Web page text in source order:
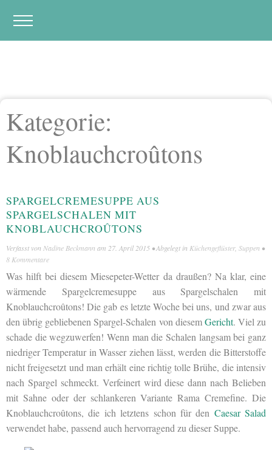
Kategorie:
Knoblauchcroûtons
SPARGELCREMESUPPE AUS
SPARGELSCHALEN MIT
KNOBLAUCHCROÛTONS
Verfasst von Nadine Beckmann am 27. April 2015 • Abgelegt in Küchengeflüster, Suppen •
8 Kommentare
Was hilft bei diesem Miesepeter-Wetter da draußen? Na klar, eine
wärmende Spargelcremesuppe aus Spargelschalen mit
Knoblauchcroûtons! Die gab es letzte Woche bei uns, und zwar aus
den übrig gebliebenen Spargel-Schalen von diesemGericht. Viel zu
schade die wegzuwerfen! Wenn man die Schalen langsam bei ganz
niedriger Temperatur in Wasser ziehen lässt, werden die Bitterstoffe
nicht freigesetzt und man erhält eine richtig tolle Brühe, die intensiv
nach Spargel schmeckt. Verfeinert wird diese dann nach Belieben
mit Sahne oder der schlankeren Variante Rama Cremefine. Die
Knoblauchcroûtons, die ich letztens schon für den Caesar Salad
verwendet habe, passend auch hervorragend zu dieser Suppe.